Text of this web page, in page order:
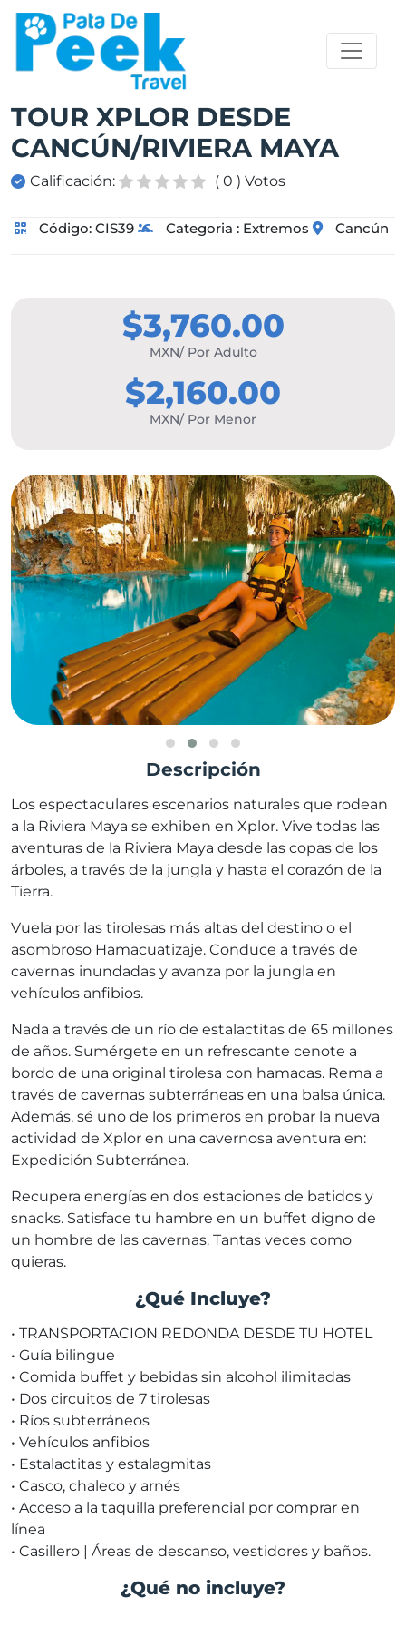
TOUR XPLOR DESDE
CANCÚN/RIVIERA MAYA
Calificación: ( 0 ) Votos
Código: CIS39 Categoria : Extremos Cancún
$3,760.00
MXN/ Por Adulto
$2,160.00
MXN/ Por Menor
Descripción
Los espectaculares escenarios naturales que rodean
a la Riviera Maya se exhiben en Xplor. Vive todas las
aventuras de la Riviera Maya desde las copas de los
árboles, a través de la jungla y hasta el corazón de la
Tierra.
Vuela por las tirolesas más altas del destino o el
asombroso Hamacuatizaje. Conduce a través de
cavernas inundadas y avanza por la jungla en
vehículos anfibios.
Nada a través de un río de estalactitas de 65 millones
de años. Sumérgete en un refrescante cenote a
bordo de una original tirolesa con hamacas. Rema a
través de cavernas subterráneas en una balsa única.
Además, sé uno de los primeros en probar la nueva
actividad de Xplor en una cavernosa aventura en:
Expedición Subterránea.
Recupera energías en dos estaciones de batidos y
snacks. Satisface tu hambre en un buffet digno de
un hombre de las cavernas. Tantas veces como
quieras.
¿Qué Incluye?
• TRANSPORTACION REDONDA DESDE TU HOTEL
• Guía bilingue
• Comida buffet y bebidas sin alcohol ilimitadas
• Dos circuitos de 7 tirolesas
• Ríos subterráneos
• Vehículos anfibios
• Estalactitas y estalagmitas
• Casco, chaleco y arnés
• Acceso a la taquilla preferencial por comprar en
línea
• Casillero | Áreas de descanso, vestidores y baños.
¿Qué no incluye?